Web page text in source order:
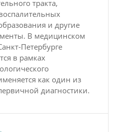
тракта,
и другие
В медицинском
Петербурге
в рамках
как один из
диагностики.